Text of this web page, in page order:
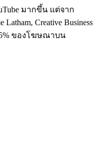
มากขึ้น แต่จาก
Creative Business
ของโฆษณาบน